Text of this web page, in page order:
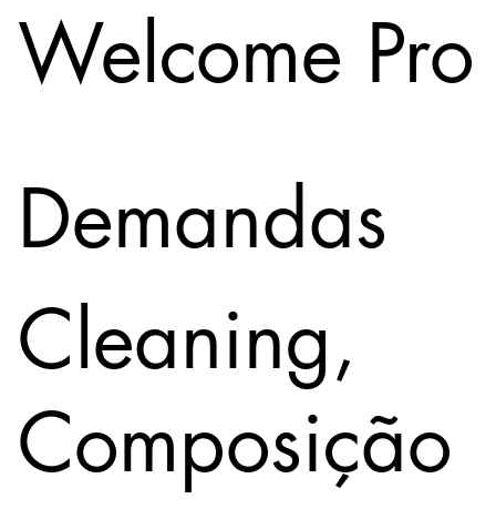
Demandas
Cleaning,
Composição
Welcome Pro